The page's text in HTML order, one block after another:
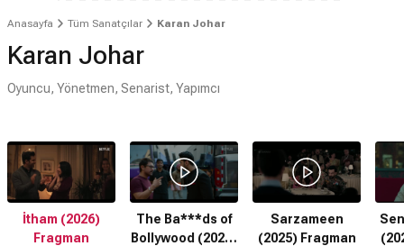
Anasayfa Tüm Sanatçılar Karan Johar
Karan Johar
Oyuncu, Yönetmen, Senarist, Yapımcı
İtham (2026)
Fragman
The Ba***ds of
Bollywood (2025)
Sarzameen
(2025) Fragman